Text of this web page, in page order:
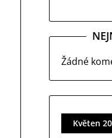
Žádné
Květen